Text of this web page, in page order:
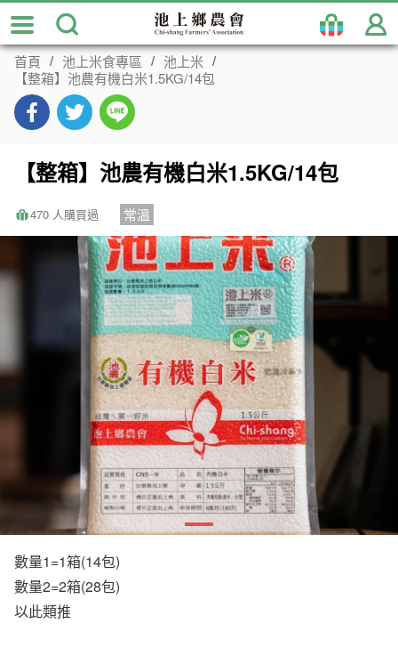
跳
到
主首頁 池上米食專區
池上米
【整箱】池農有機白米1.5KG/14包
【整箱】池農有機白米1.5KG/14包
470 人購買過 常溫
數量1=1箱(14包)
數量2=2箱(28包)
以此類推